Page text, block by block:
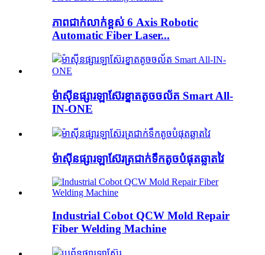
ភាពជាក់លាក់ខ្ពស់ 6 Axis Robotic
Automatic Fiber Laser...
ម៉ាស៊ីនផ្សារឡាស៊ែរខ្នាតតូចចល័ត Smart All-
IN-ONE
ម៉ាស៊ីនផ្សារឡាស៊ែរត្រជាក់ទឹកតូចបំផុតឆ្លាតវៃ
Industrial Cobot QCW Mold Repair
Fiber Welding Machine